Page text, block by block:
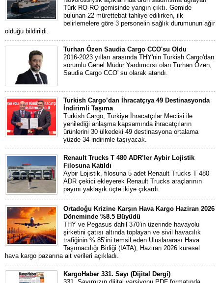
Türk RO-RO gemisinde yangın çıktı. Gemide
bulunan 22 mürettebat tahliye edilirken, ilk
belirlemelere göre 3 personelin sağlık durumunun ağır
olduğu bildirildi.
Turhan Özen Saudia Cargo CCO'su Oldu
2016-2023 yılları arasında THY'nin Turkish Cargo'dan
sorumlu Genel Müdür Yardımcısı olan Turhan Özen,
Saudia Cargo CCO' su olarak atandı.
Turkish Cargo’dan İhracatçıya 49 Destinasyonda
İndirimli Taşıma
Turkish Cargo, Türkiye İhracatçılar Meclisi ile
yenilediği anlaşma kapsamında ihracatçıların
ürünlerini 30 ülkedeki 49 destinasyona ortalama
yüzde 34 indirimle taşıyacak.
Renault Trucks T 480 ADR’ler Aybir Lojistik
Filosuna Katıldı
Aybir Lojistik, filosuna 5 adet Renault Trucks T 480
ADR çekici ekleyerek Renault Trucks araçlarının
payını yaklaşık üçte ikiye çıkardı.
Ortadoğu Krizine Karşın Hava Kargo Haziran 2026
Döneminde %8.5 Büyüdü
THY ve Pegasus dahil 370’in üzerinde havayolu
şirketini çatısı altında toplayan ve sivil havacılık
trafiğinin % 85’ini temsil eden Uluslararası Hava
Taşımacılığı Birliği (IATA), Haziran 2026 küresel
hava kargo pazarına ait verileri açıkladı.
KargoHaber 331. Sayı (Dijital Dergi)